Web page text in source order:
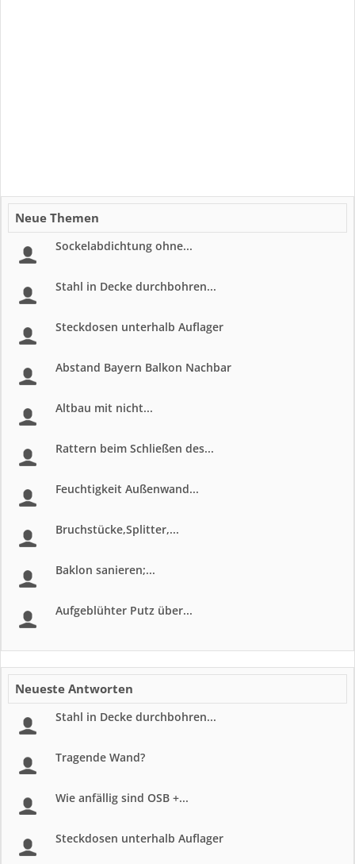
Neue Themen
Sockelabdichtung ohne...
Stahl in Decke durchbohren...
Steckdosen unterhalb Auflager
Abstand Bayern Balkon Nachbar
Altbau mit nicht...
Rattern beim Schließen des...
Feuchtigkeit Außenwand...
Bruchstücke,Splitter,...
Baklon sanieren;...
Aufgeblühter Putz über...
Neueste Antworten
Stahl in Decke durchbohren...
Tragende Wand?
Wie anfällig sind OSB +...
Steckdosen unterhalb Auflager